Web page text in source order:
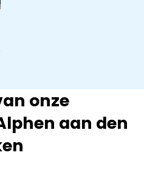
onze
aan den